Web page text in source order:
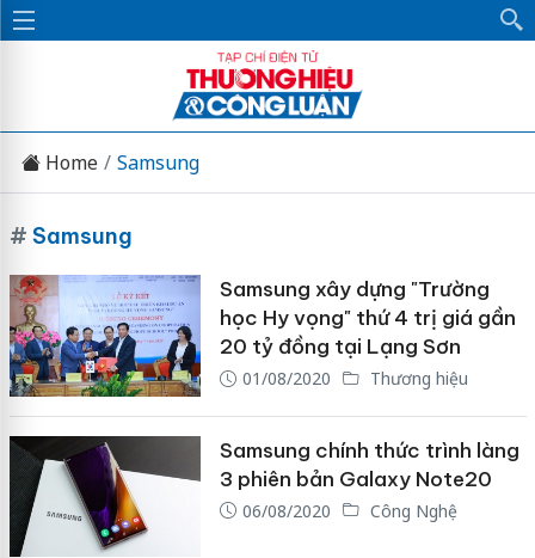
Home Samsung
# Samsung
Samsung xây dựng "Trường
học Hy vọng" thứ 4 trị giá gần
20 tỷ đồng tại Lạng Sơn
01/08/2020 Thương hiệu
Samsung chính thức trình làng
3 phiên bản Galaxy Note20
06/08/2020 Công Nghệ